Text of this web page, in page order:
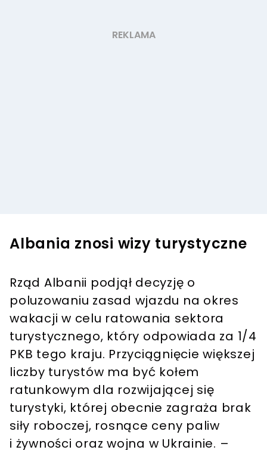
Albania znosi wizy turystyczne
Rząd Albanii podjął decyzję o
poluzowaniu zasad wjazdu na okres
wakacji w celu ratowania sektora
turystycznego, który odpowiada za 1/4
PKB tego kraju. Przyciągnięcie większej
liczby turystów ma być kołem
ratunkowym dla rozwijającej się
turystyki, której obecnie zagraża brak
siły roboczej, rosnące ceny paliw
i żywności oraz wojna w Ukrainie. –